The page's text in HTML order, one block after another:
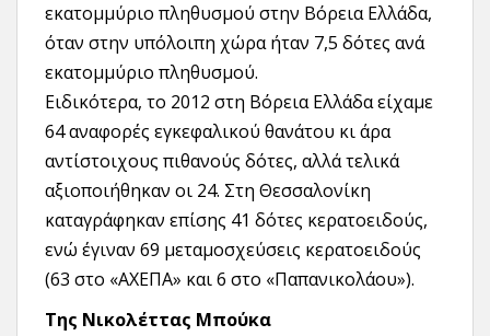
εκατομμύριο πληθυσμού στην Βόρεια Ελλάδα,
όταν στην υπόλοιπη χώρα ήταν 7,5 δότες ανά
εκατομμύριο πληθυσμού.
Ειδικότερα, το 2012 στη Βόρεια Ελλάδα είχαμε
64 αναφορές εγκεφαλικού θανάτου κι άρα
αντίστοιχους πιθανούς δότες, αλλά τελικά
αξιοποιήθηκαν οι 24. Στη Θεσσαλονίκη
καταγράφηκαν επίσης 41 δότες κερατοειδούς,
ενώ έγιναν 69 μεταμοσχεύσεις κερατοειδούς
(63 στο «ΑΧΕΠΑ» και 6 στο «Παπανικολάου»).
Της Νικολέττας Μπούκα